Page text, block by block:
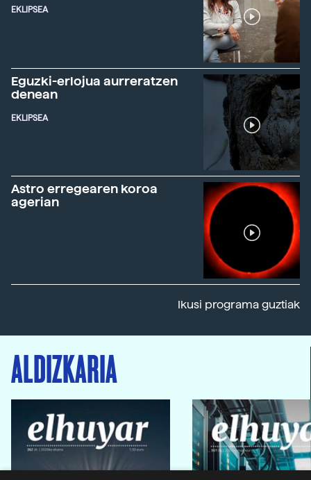
EKLIPSEA
Eguzki-erlojua aurreratzen
denean
EKLIPSEA
Astro erregearen koroa
agerian
Ikusi programa guztiak
ALDIZKARIA